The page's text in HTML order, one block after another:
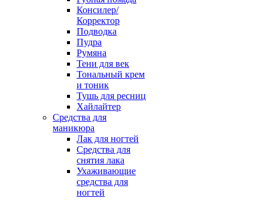
Консилер/
Корректор
Подводка
Пудра
Румяна
Тени для век
Тональный крем
и тоник
Тушь для ресниц
Хайлайтер
Средства для
маникюра
Лак для ногтей
Средства для
снятия лака
Ухаживающие
средства для
ногтей